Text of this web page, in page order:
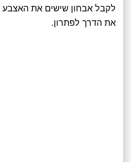
לקבל אבחון שישים את האצבע
את הדרך לפתרון.